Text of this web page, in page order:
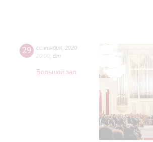
29 сентября 2020
20:00 Вт
Большой зал